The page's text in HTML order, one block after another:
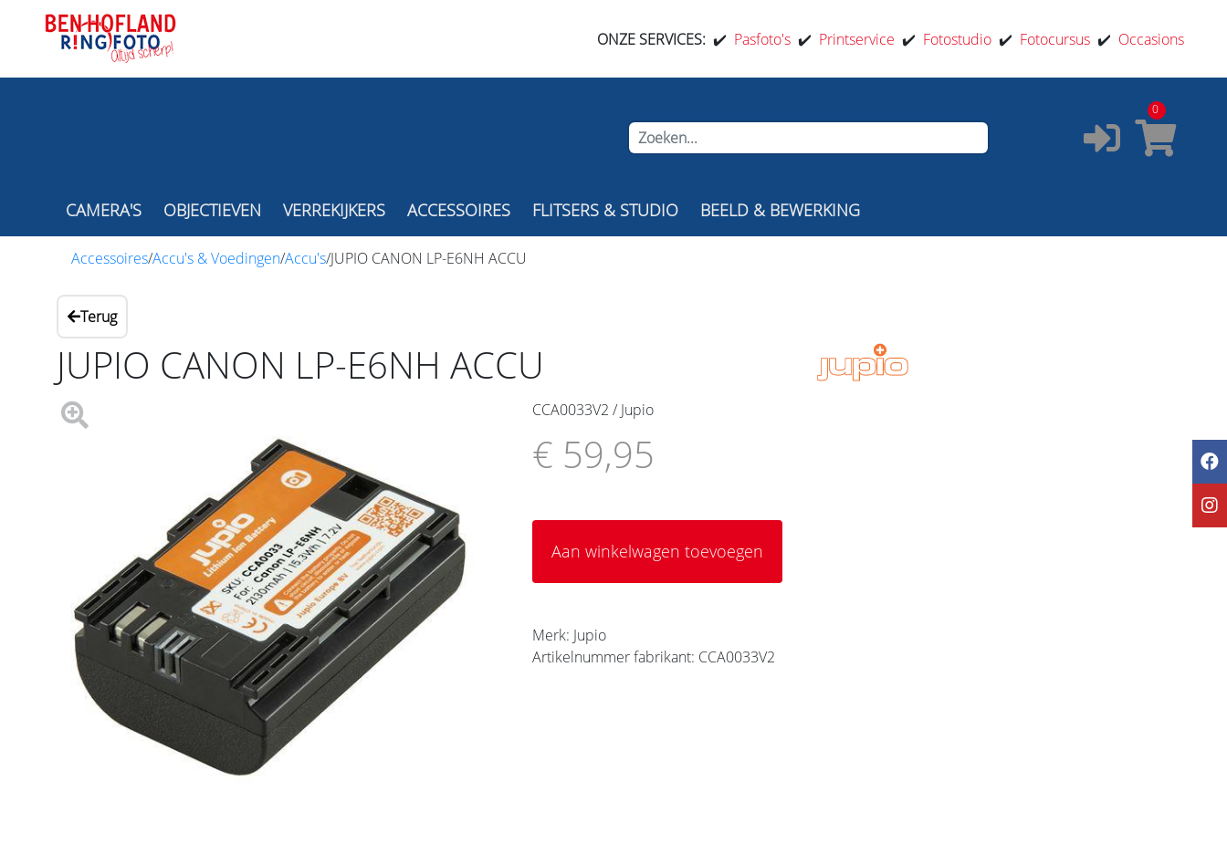
ONZE SERVICES: ✔️ Pasfoto's ✔️ Printservice ✔️ Fotostudio ✔️ Fotocursus ✔️ Occasions
0
CAMERA'S OBJECTIEVEN VERREKIJKERS ACCESSOIRES FLITSERS & STUDIO BEELD & BEWERKING
Accessoires/Accu's & Voedingen/Accu's/JUPIO CANON LP-E6NH ACCU
Terug
JUPIO CANON LP-E6NH ACCU
CCA0033V2 / Jupio
€ 59,95
Aan winkelwagen toevoegen
Merk: Jupio
Artikelnummer fabrikant: CCA0033V2